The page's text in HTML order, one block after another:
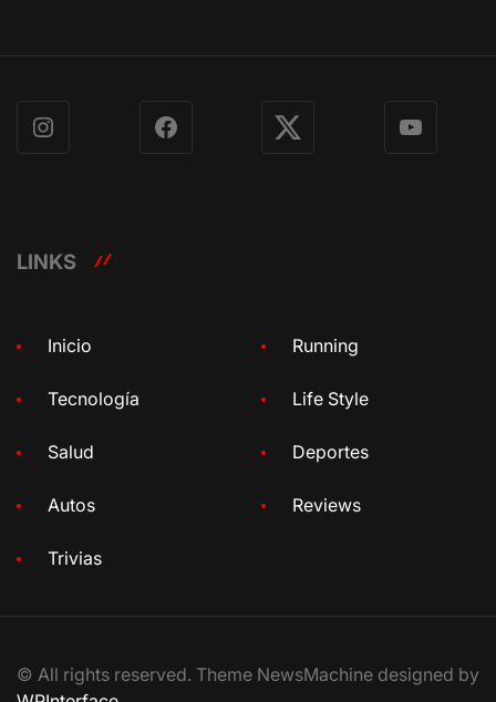
Instagram Facebook X YouTube
LINKS
Inicio Running
Tecnología Life Style
Salud Deportes
Autos Reviews
Trivias
© All rights reserved. Theme NewsMachine designed by